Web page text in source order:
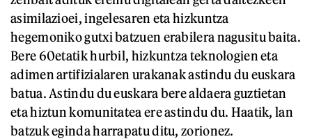
asimilazioei, ingelesaren eta hizkuntza
hegemoniko gutxi batzuen erabilera nagusitu baita.
Bere 60etatik hurbil, hizkuntza teknologien eta
adimen artifizialaren urakanak astindu du euskara
batua. Astindu du euskara bere aldaera guztietan
eta hiztun komunitatea ere astindu du. Haatik, lan
batzuk eginda harrapatu ditu, zorionez.